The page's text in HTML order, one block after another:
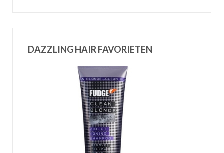
DAZZLING HAIR FAVORIETEN